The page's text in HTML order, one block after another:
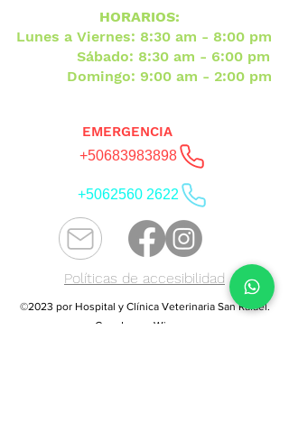
HORARIOS:
Lunes a Viernes: 8:30 am - 8:00 pm
Sábado: 8:30 am - 6:00 pm
Domingo: 9:00 am - 2:00 pm
EMERGENCIA
+50683983898
+5062560 2622
Políticas de accesibilidad
©2023 por Hospital y Clínica Veterinaria San Rafael.
Creado con Wix.com